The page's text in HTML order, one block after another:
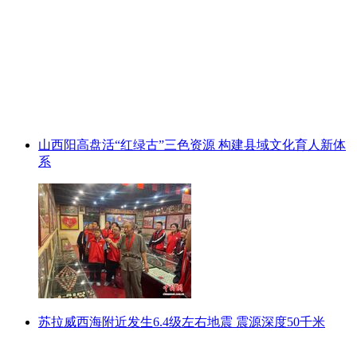
山西阳高盘活“红绿古”三色资源 构建县域文化育人新体
系
苏拉威西海附近发生6.4级左右地震 震源深度50千米